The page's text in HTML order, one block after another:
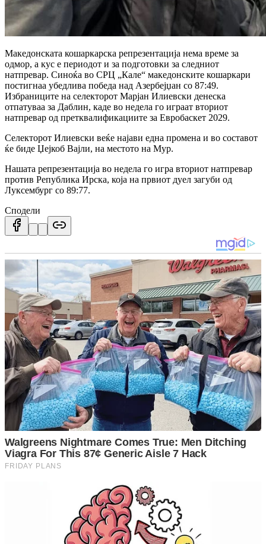
Македонската кошаркарска репрезентација нема време за
одмор, а кус е периодот и за подготовки за следниот
натпревар. Синоќа во СРЦ „Кале“ македонските кошаркари
постигнаа убедлива победа над Азербејџан со 87:49.
Избраниците на селекторот Марјан Илиевски денеска
отпатуваа за Даблин, каде во недела го играат вториот
натпревар од претквалификациите за Евробаскет 2029.
Селекторот Илиевски веќе најави една промена и во составот
ќе биде Џејкоб Вајли, на местото на Мур.
Нашата репрезентација во недела го игра вториот натпревар
против Република Ирска, која на првиот дуел загуби од
Луксембург со 89:77.
Сподели